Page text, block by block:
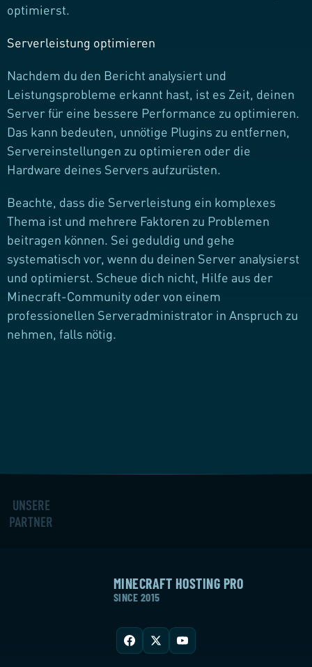
optimierst.
Serverleistung optimieren
Nachdem du den Bericht analysiert und
Leistungsprobleme erkannt hast, ist es Zeit, deinen
Server für eine bessere Performance zu optimieren.
Das kann bedeuten, unnötige Plugins zu entfernen,
Servereinstellungen zu optimieren oder die
Hardware deines Servers aufzurüsten.
Beachte, dass die Serverleistung ein komplexes
Thema ist und mehrere Faktoren zu Problemen
beitragen können. Sei geduldig und gehe
systematisch vor, wenn du deinen Server analysierst
und optimierst. Scheue dich nicht, Hilfe aus der
Minecraft-Community oder von einem
professionellen Serveradministrator in Anspruch zu
nehmen, falls nötig.
UNSERE
PARTNER
MINECRAFT HOSTING PRO
SINCE 2015